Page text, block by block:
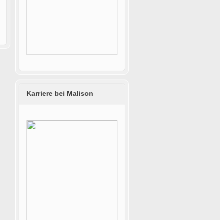
Karriere bei Malison